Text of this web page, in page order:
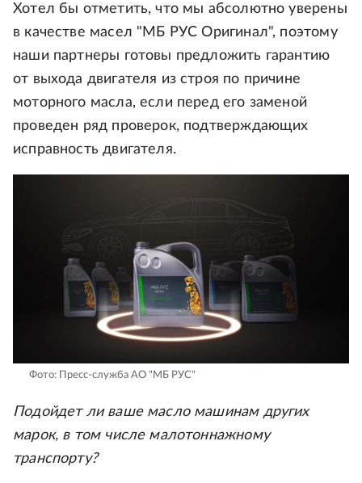
Хотел бы отметить, что мы абсолютно уверены
в качестве масел "МБ РУС Оригинал", поэтому
наши партнеры готовы предложить гарантию
от выхода двигателя из строя по причине
моторного масла, если перед его заменой
проведен ряд проверок, подтверждающих
исправность двигателя.
Фото: Пресс-служба АО "МБ РУС"
Подойдет ли ваше масло машинам других
марок, в том числе малотоннажному
транспорту?